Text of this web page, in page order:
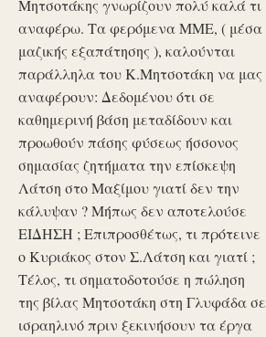
Μητσοτάκης γνωρίζουν πολύ καλά τι
αναφέρω. Τα φερόμενα ΜΜΕ, ( μέσα
μαζικής εξαπάτησης ), καλούνται
παράλληλα του Κ.Μητσοτάκη να μας
αναφέρουν: Δεδομένου ότι σε
καθημερινή βάση μεταδίδουν και
προωθούν πάσης φύσεως ήσσονος
σημασίας ζητήματα την επίσκεψη
Λάτση στο Μαξίμου γιατί δεν την
κάλυψαν ? Μήπως δεν αποτελούσε
ΕΙΔΗΣΗ ; Επιπροσθέτως, τι πρότεινε
ο Κυριάκος στον Σ.Λάτση και γιατί ;
Τέλος, τι σηματοδοτούσε η πώληση
της βίλας Μητσοτάκη στη Γλυφάδα σε
ισραηλινό πριν ξεκινήσουν τα έργα